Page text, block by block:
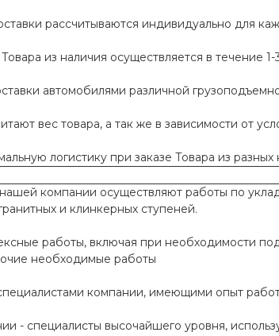
рассчитываются индивидуально для
из наличия осуществляется в течение
автомобилями различной
вес товара, а так же в зависимости от
логистику при заказе Товара из разных
компании осуществляют работы по
и клинкерных ступеней.
работы, включая при необходимости
необходимые работы
компании, имеющими опыт
- специалисты высочайшего уровня,